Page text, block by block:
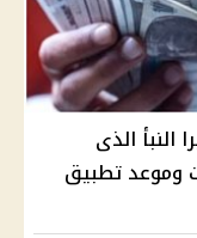
النبأ الذى
وموعد تطبيق